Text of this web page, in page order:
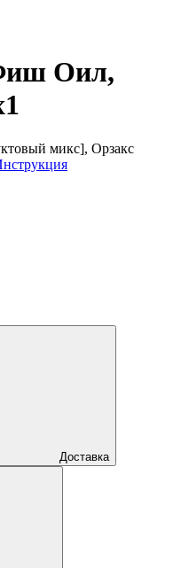
Оил,
микс], Орзакс
Доставка